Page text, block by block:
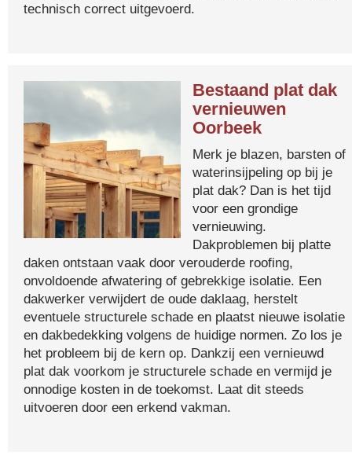
technisch correct uitgevoerd.
Bestaand plat dak
vernieuwen
Oorbeek
Merk je blazen, barsten of
waterinsijpeling op bij je
plat dak? Dan is het tijd
voor een grondige
vernieuwing.
Dakproblemen bij platte
daken ontstaan vaak door verouderde roofing,
onvoldoende afwatering of gebrekkige isolatie. Een
dakwerker verwijdert de oude daklaag, herstelt
eventuele structurele schade en plaatst nieuwe isolatie
en dakbedekking volgens de huidige normen. Zo los je
het probleem bij de kern op. Dankzij een vernieuwd
plat dak voorkom je structurele schade en vermijd je
onnodige kosten in de toekomst. Laat dit steeds
uitvoeren door een erkend vakman.